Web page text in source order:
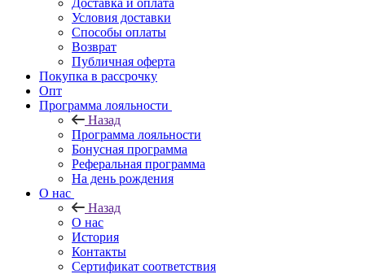
Доставка и оплата
Условия доставки
Способы оплаты
Возврат
Публичная оферта
Покупка в рассрочку
Опт
Программа лояльности
Назад
Программа лояльности
Бонусная программа
Реферальная программа
На день рождения
О нас
Назад
О нас
История
Контакты
Сертификат соответствия